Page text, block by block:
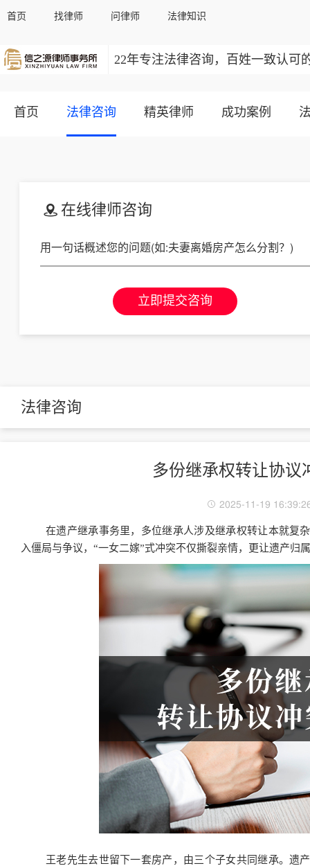
首页 找律师 问律师 法律知识
22年专注法律咨询，百姓一致认可
首页 法律咨询 精英律师 成功案例
在线律师咨询
立即提交咨询
法律咨询
多份继承权转让协议
2025-11-19
在遗产继承事务里，多位继承人涉及继承权转让本就复
入僵局与争议，“一女二嫁”式冲突不仅撕裂亲情，更让遗产归
王老先生去世留下一套房产，由三个子女共同继承。遗